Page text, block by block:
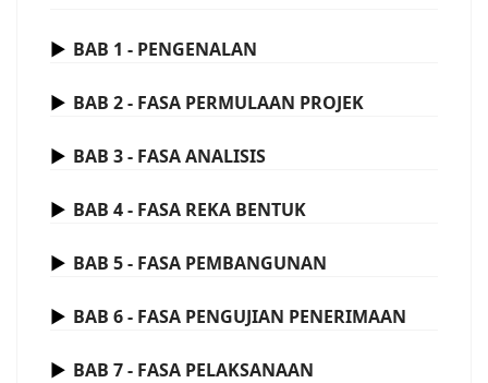
BAB 1 - PENGENALAN
BAB 2 - FASA PERMULAAN PROJEK
BAB 3 - FASA ANALISIS
BAB 4 - FASA REKA BENTUK
BAB 5 - FASA PEMBANGUNAN
BAB 6 - FASA PENGUJIAN PENERIMAAN
BAB 7 - FASA PELAKSANAAN